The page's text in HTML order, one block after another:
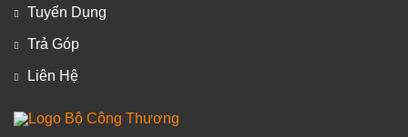
Tuyển Dụng
Trả Góp
Liên Hệ